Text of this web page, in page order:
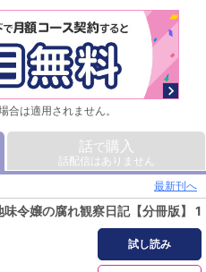
合は適用されません。
話で購入
話配信はありません
最新刊へ
令嬢の腐れ観察日記【分冊版】 1
試し読み